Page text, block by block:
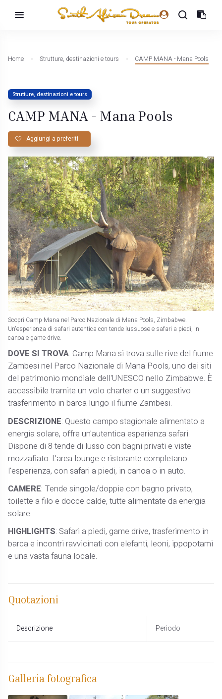
Home Strutture, destinazioni e tours CAMP MANA - Mana Pools
Strutture, destinazioni e tours
CAMP MANA - Mana Pools
Aggiungi a preferiti
Scopri Camp Mana nel Parco Nazionale di Mana Pools, Zimbabwe.
Un'esperienza di safari autentica con tende lussuose e safari a piedi, in
canoa e game drive.
DOVE SI TROVA: Camp Mana si trova sulle rive del fiume
Zambesi nel Parco Nazionale di Mana Pools, uno dei siti
del patrimonio mondiale dell'UNESCO nello Zimbabwe. È
accessibile tramite un volo charter o un suggestivo
trasferimento in barca lungo il fiume Zambesi.
DESCRIZIONE: Questo campo stagionale alimentato a
energia solare, offre un'autentica esperienza safari.
Dispone di 8 tende di lusso con bagni privati e viste
mozzafiato. L'area lounge e ristorante completano
l'esperienza, con safari a piedi, in canoa o in auto.
CAMERE: Tende singole/doppie con bagno privato,
toilette a filo e docce calde, tutte alimentate da energia
solare.
HIGHLIGHTS: Safari a piedi, game drive, trasferimento in
barca e incontri ravvicinati con elefanti, leoni, ippopotami
e una vasta fauna locale.
Quotazioni
Descrizione Periodo
Galleria fotografica